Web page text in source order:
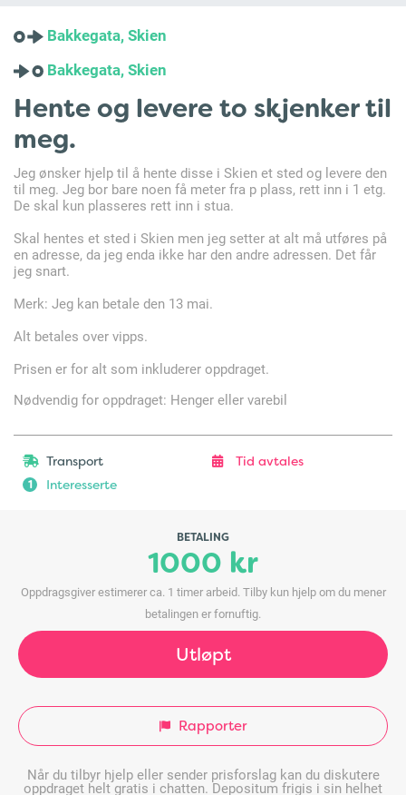
Bakkegata, Skien
Bakkegata, Skien
Hente og levere to skjenker til
meg.
Jeg ønsker hjelp til å hente disse i Skien et sted og levere den
til meg. Jeg bor bare noen få meter fra p plass, rett inn i 1 etg.
De skal kun plasseres rett inn i stua.
Skal hentes et sted i Skien men jeg setter at alt må utføres på
en adresse, da jeg enda ikke har den andre adressen. Det får
jeg snart.
Merk: Jeg kan betale den 13 mai.
Alt betales over vipps.
Prisen er for alt som inkluderer oppdraget.
Nødvendig for oppdraget: Henger eller varebil
Transport Tid avtales
1 Interesserte
BETALING
1000 kr
Oppdragsgiver estimerer ca. 1 timer arbeid. Tilby kun hjelp om du mener
betalingen er fornuftig.
Utløpt
Rapporter
Når du tilbyr hjelp eller sender prisforslag kan du diskutere
oppdraget helt gratis i chatten. Depositum frigis i sin helhet